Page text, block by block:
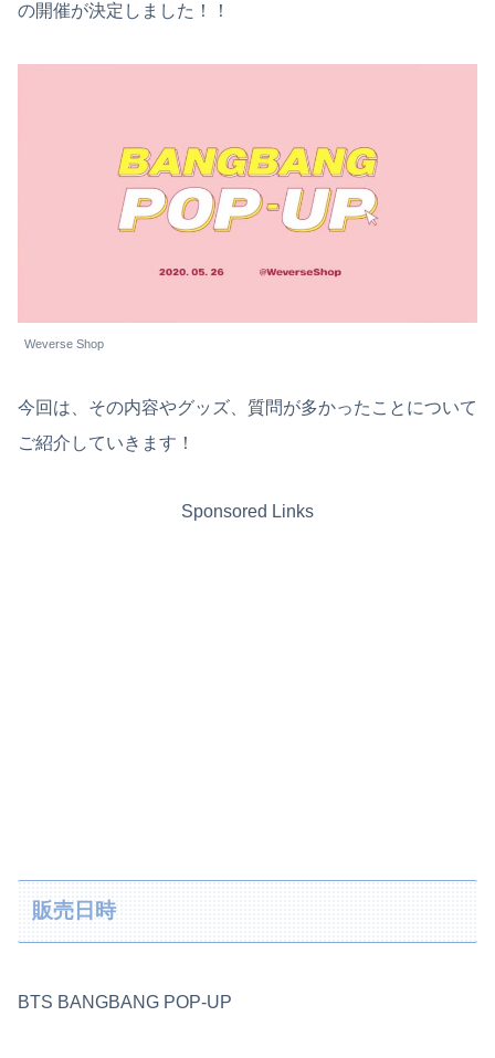
の開催が決定しました！！
Weverse Shop
今回は、その内容やグッズ、質問が多かったことについて
ご紹介していきます！
Sponsored Links
販売日時
BTS BANGBANG POP-UP